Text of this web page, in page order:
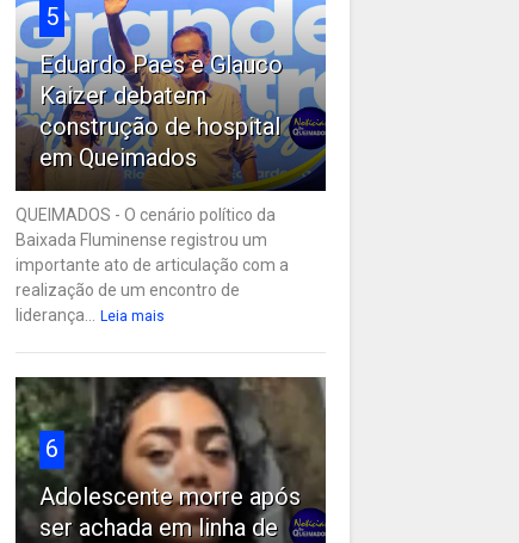
5
Eduardo Paes e Glauco
Kaizer debatem
construção de hospital
em Queimados
QUEIMADOS - O cenário político da
Baixada Fluminense registrou um
importante ato de articulação com a
realização de um encontro de
liderança...
Leia mais
6
Adolescente morre após
ser achada em linha de